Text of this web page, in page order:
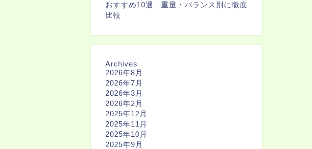
おすすめ10選｜重量・バランス別に徹底
比較
Archives
2026年8月
2026年7月
2026年3月
2026年2月
2025年12月
2025年11月
2025年10月
2025年9月